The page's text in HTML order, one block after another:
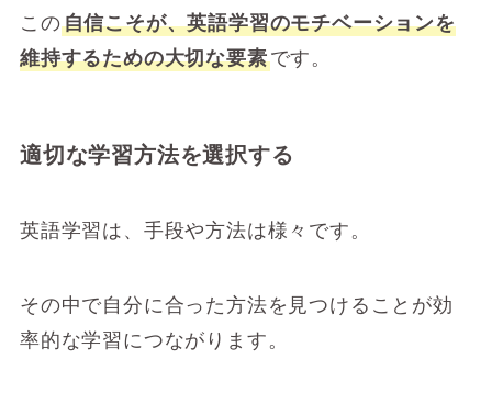
この自信こそが、英語学習のモチベーションを
維持するための大切な要素です。
適切な学習方法を選択する
英語学習は、手段や方法は様々です。
その中で自分に合った方法を見つけることが効
率的な学習につながります。